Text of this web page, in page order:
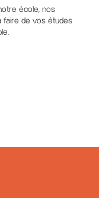
école, nos
faire de vos études